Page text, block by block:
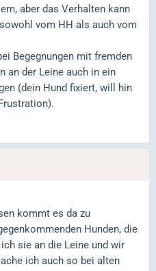
aber das Verhalten kann
vom HH als auch vom
Begegnungen mit fremden
an der Leine auch in ein
(dein Hund fixiert, will hin
kommt es da zu
Hunden, die
sie an die Leine und wir
ich auch so bei alten